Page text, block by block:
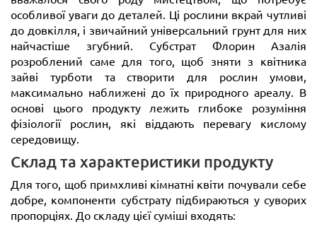
особливої уваги до деталей. Ці рослини вкрай чутливі
до довкілля, і звичайний універсальний грунт для них
найчастіше згубний. Субстрат Флорин Азалія
розроблений саме для того, щоб зняти з квітника
зайві турботи та створити для рослин умови,
максимально наближені до їх природного ареалу. В
основі цього продукту лежить глибоке розуміння
фізіології рослин, які віддають перевагу кислому
середовищу.
Склад та характеристики продукту
Для того, щоб примхливі кімнатні квіти почували себе
добре, компоненти субстрату підбираються у суворих
пропорціях. До складу цієї суміші входять: